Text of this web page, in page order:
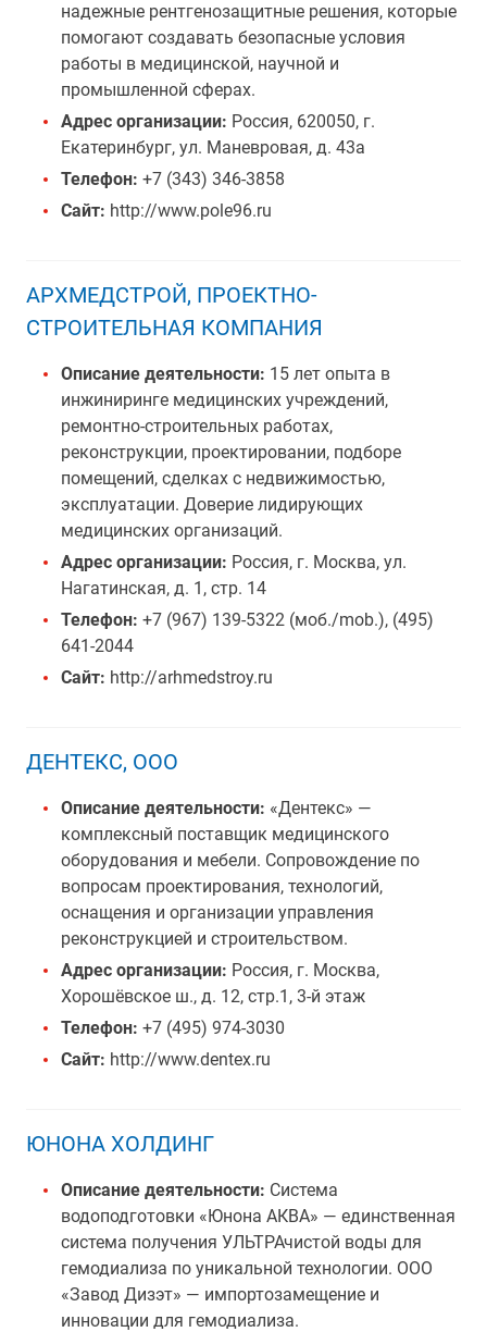
надежные рентгенозащитные решения, которые
помогают создавать безопасные условия
работы в медицинской, научной и
промышленной сферах.
Адрес организации: Россия, 620050, г.
Екатеринбург, ул. Маневровая, д. 43а
Телефон: +7 (343) 346-3858
Сайт: http://www.pole96.ru
АРХМЕДСТРОЙ, ПРОЕКТНО-
СТРОИТЕЛЬНАЯ КОМПАНИЯ
Описание деятельности: 15 лет опыта в
инжиниринге медицинских учреждений,
ремонтно-строительных работах,
реконструкции, проектировании, подборе
помещений, сделках с недвижимостью,
эксплуатации. Доверие лидирующих
медицинских организаций.
Адрес организации: Россия, г. Москва, ул.
Нагатинская, д. 1, стр. 14
Телефон: +7 (967) 139-5322 (моб./mob.), (495)
641-2044
Сайт: http://arhmedstroy.ru
ДЕНТЕКС, ООО
Описание деятельности: «Дентекс» —
комплексный поставщик медицинского
оборудования и мебели. Сопровождение по
вопросам проектирования, технологий,
оснащения и организации управления
реконструкцией и строительством.
Адрес организации: Россия, г. Москва,
Хорошёвское ш., д. 12, стр.1, 3-й этаж
Телефон: +7 (495) 974-3030
Сайт: http://www.dentex.ru
ЮНОНА ХОЛДИНГ
Описание деятельности: Система
водоподготовки «Юнона АКВА» — единственная
система получения УЛЬТРАчистой воды для
гемодиализа по уникальной технологии. ООО
«Завод Дизэт» — импортозамещение и
инновации для гемодиализа.